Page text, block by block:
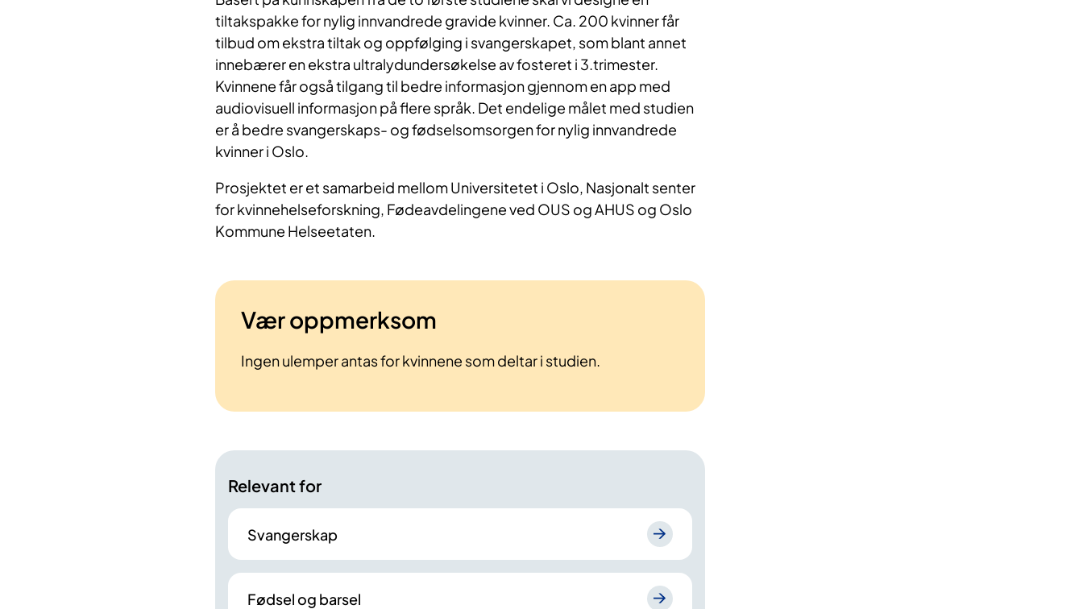
tiltakspakke for nylig innvandrede gravide kvinner. Ca. 200 kvinner får
tilbud om ekstra tiltak og oppfølging i svangerskapet, som blant annet
innebærer en ekstra ultralydundersøkelse av fosteret i 3.trimester.
Kvinnene får også tilgang til bedre informasjon gjennom en app med
audiovisuell informasjon på flere språk. Det endelige målet med studien
er å bedre svangerskaps- og fødselsomsorgen for nylig innvandrede
kvinner i Oslo.
Prosjektet er et samarbeid mellom Universitetet i Oslo, Nasjonalt senter
for kvinnehelseforskning, Fødeavdelingene ved OUS og AHUS og Oslo
Kommune Helseetaten.
Vær oppmerksom
Ingen ulemper antas for kvinnene som deltar i studien.
Relevant for
Svangerskap
Fødsel og barsel